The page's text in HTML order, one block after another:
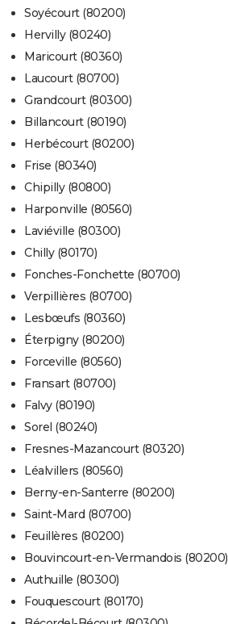
Soyécourt (80200)
Hervilly (80240)
Maricourt (80360)
Laucourt (80700)
Grandcourt (80300)
Billancourt (80190)
Herbécourt (80200)
Frise (80340)
Chipilly (80800)
Harponville (80560)
Laviéville (80300)
Chilly (80170)
Fonches-Fonchette (80700)
Verpillières (80700)
Lesbœufs (80360)
Éterpigny (80200)
Forceville (80560)
Fransart (80700)
Falvy (80190)
Sorel (80240)
Fresnes-Mazancourt (80320)
Léalvillers (80560)
Berny-en-Santerre (80200)
Saint-Mard (80700)
Feuillères (80200)
Bouvincourt-en-Vermandois (80200)
Authuille (80300)
Fouquescourt (80170)